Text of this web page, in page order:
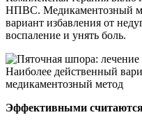
НПВС. Медикаментозный
вариант избавления от
воспаление и унять боль.
Наиболее действенный
медикаментозный метод
Эффективными